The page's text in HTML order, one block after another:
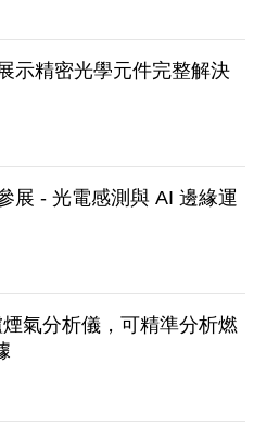
示精密光學元件完整解決
展 - 光電感測與 AI 邊緣運
氣分析儀，可精準分析燃